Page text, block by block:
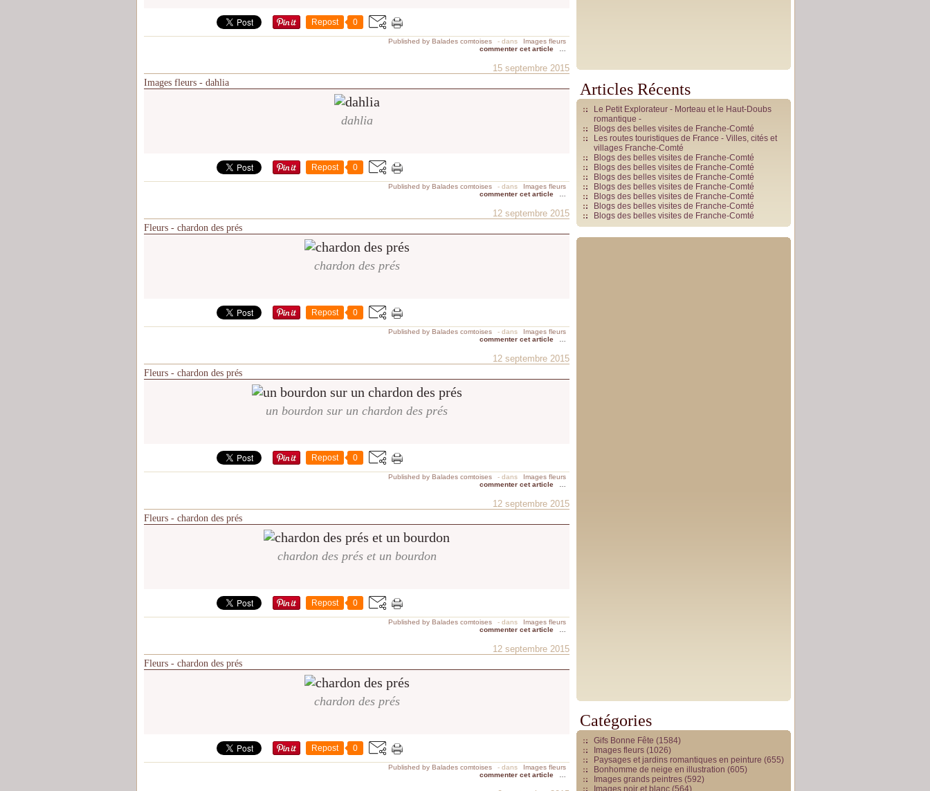
Repost 0
Published by Balades comtoises - dans
Images fleurs
commenter cet article
15 septembre 2015
Images fleurs - dahlia
dahlia
Repost 0
Published by Balades comtoises - dans
Images fleurs
commenter cet article
12 septembre 2015
Fleurs - chardon des prés
chardon des prés
Repost 0
Published by Balades comtoises - dans
Images fleurs
commenter cet article
12 septembre 2015
Fleurs - chardon des prés
un bourdon sur un chardon des prés
Repost 0
Published by Balades comtoises - dans
Images fleurs
commenter cet article
12 septembre 2015
Fleurs - chardon des prés
chardon des prés et un bourdon
Repost 0
Published by Balades comtoises - dans
Images fleurs
commenter cet article
12 septembre 2015
Fleurs - chardon des prés
chardon des prés
Repost 0
Published by Balades comtoises - dans
Images fleurs
commenter cet article
Articles Récents
Le Petit Explorateur - Morteau et le Haut-Doubs
romantique -
Blogs des belles visites de Franche-Comté
Les routes touristiques de France - Villes, cités et
villages Franche-Comté
Blogs des belles visites de Franche-Comté
Blogs des belles visites de Franche-Comté
Blogs des belles visites de Franche-Comté
Blogs des belles visites de Franche-Comté
Blogs des belles visites de Franche-Comté
Blogs des belles visites de Franche-Comté
Blogs des belles visites de Franche-Comté
Catégories
Gifs Bonne Fête (1584)
Images fleurs (1026)
Paysages et jardins romantiques en peinture (655)
Bonhomme de neige en illustration (605)
Images grands peintres (592)
Images noir et blanc (564)